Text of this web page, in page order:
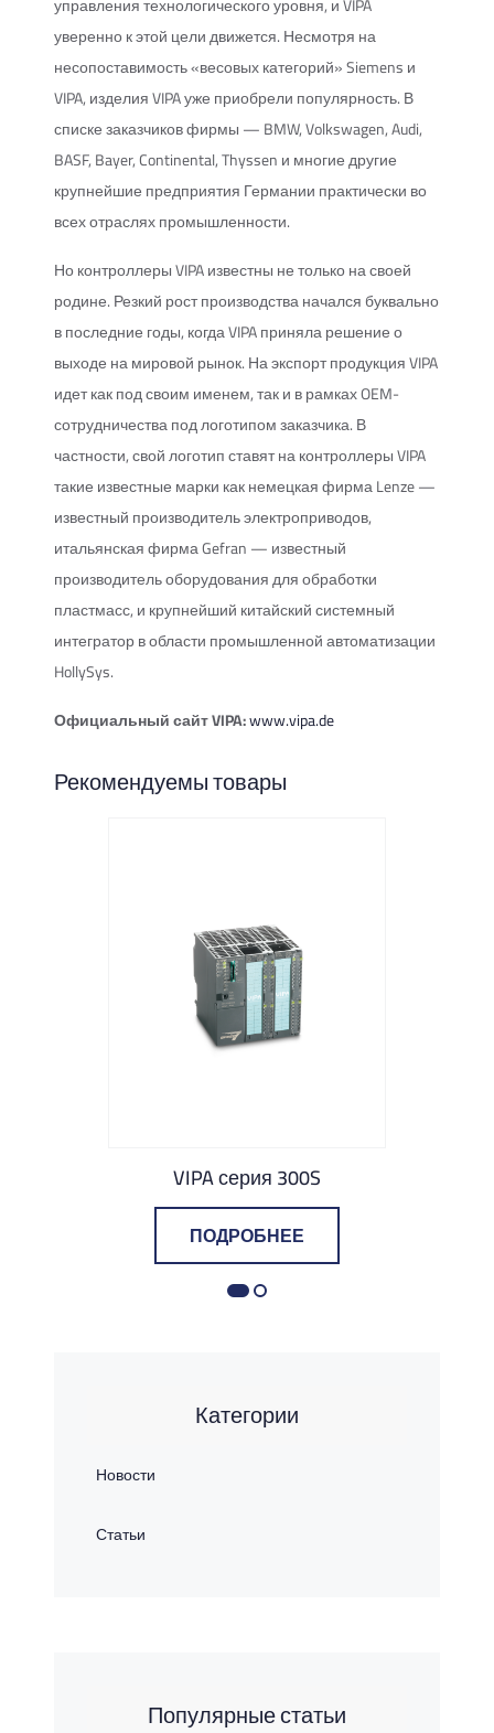
уверенно к этой цели движется. Несмотря на
несопоставимость «весовых категорий» Siemens и
VIPA, изделия VIPA уже приобрели популярность. В
списке заказчиков фирмы — BMW, Volkswagen, Audi,
BASF, Bayer, Continental, Thyssen и многие другие
крупнейшие предприятия Германии практически во
всех отраслях промышленности.
Но контроллеры VIPA известны не только на своей
родине. Резкий рост производства начался буквально
в последние годы, когда VIPA приняла решение о
выходе на мировой рынок. На экспорт продукция VIPA
идет как под своим именем, так и в рамках OEM-
сотрудничества под логотипом заказчика. В
частности, свой логотип ставят на контроллеры VIPA
такие известные марки как немецкая фирма Lenze —
известный производитель электроприводов,
итальянская фирма Gefran — известный
производитель оборудования для обработки
пластмасс, и крупнейший китайский системный
интегратор в области промышленной автоматизации
HollySys.
Официальный сайт VIPA:www.vipa.de
Рекомендуемы товары
VIPA серия 300S
ПОДРОБНЕЕ
Категории
Новости
Статьи
Популярные статьи